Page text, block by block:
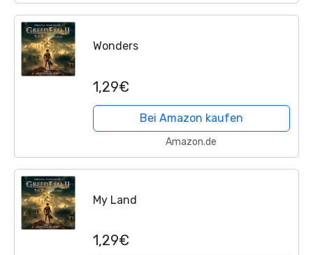
Wonders
1,29€
Bei Amazon kaufen
Amazon.de
My Land
1,29€